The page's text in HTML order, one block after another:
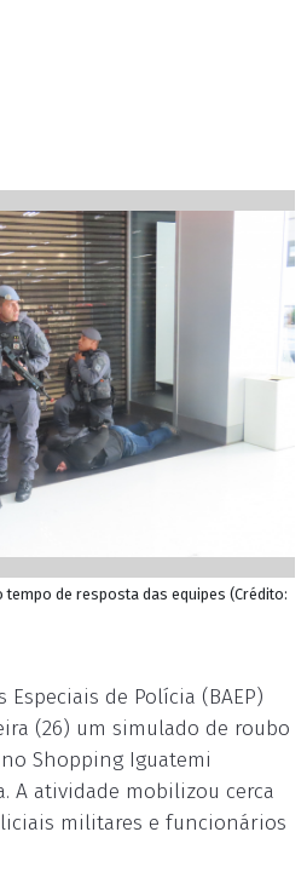
de resposta das equipes (Crédito:
Especiais de Polícia (BAEP)
(26) um simulado de roubo
Shopping Iguatemi
A atividade mobilizou cerca
militares e funcionários